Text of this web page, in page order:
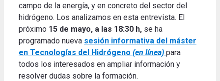
campo de la energía, y en concreto del sector del
hidrógeno. Los analizamos en esta entrevista. El
próximo 15 de mayo, a las 18:30 h, se ha
programado nueva sesión informativa del máster
en Tecnologías del Hidrógeno (en línea) para
todos los interesados en ampliar información y
resolver dudas sobre la formación.